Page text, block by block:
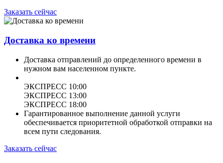
Заказать сейчас
Доставка ко времени
Доставка отправлений до определенного времени в
нужном вам населенном пункте.
ЭКСПРЕСС 10:00
ЭКСПРЕСС 13:00
ЭКСПРЕСС 18:00
Гарантированное выполнение данной услуги
обеспечивается приоритетной обработкой отправки на
всем пути следования.
Заказать сейчас